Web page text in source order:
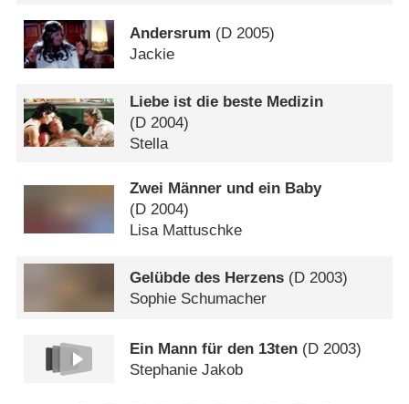
Andersrum (D 2005)
Jackie
Liebe ist die beste Medizin
(D 2004)
Stella
Zwei Männer und ein Baby
(D 2004)
Lisa Mattuschke
Gelübde des Herzens (D 2003)
Sophie Schumacher
Ein Mann für den 13ten (D 2003)
Stephanie Jakob